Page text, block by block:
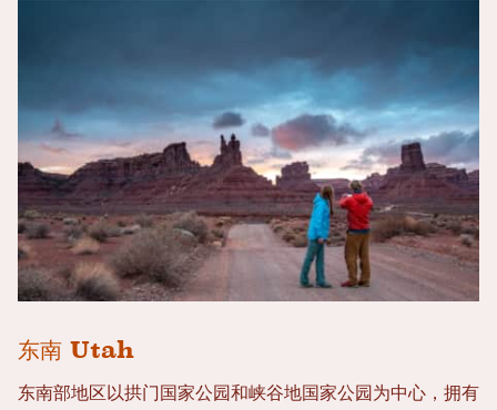
东南 Utah
东南部地区以拱门国家公园和峡谷地国家公园为中心，拥有